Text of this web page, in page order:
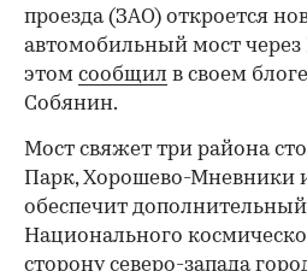
проезда (ЗАО) откроется
автомобильный мост через
этом сообщил в своем
Собянин.
Мост свяжет три района
Парк, Хорошево-Мневники
обеспечит
Национального
сторону северо-запада